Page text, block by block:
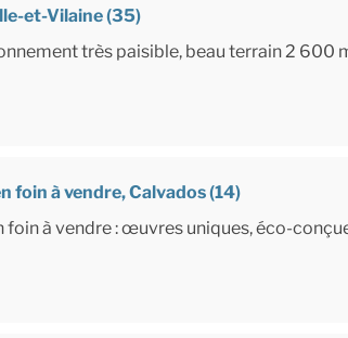
et-Vilaine (35)
très paisible, beau terrain 2
foin à vendre, Calvados (14)
à vendre : œuvres uniques, éco-